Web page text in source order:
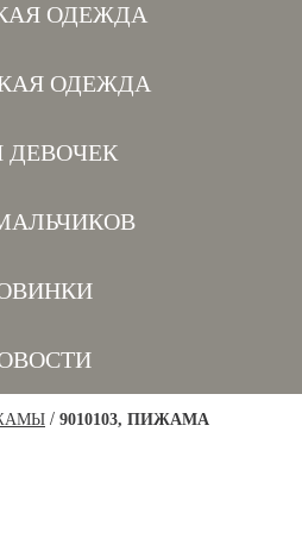
ОДЕЖДА
ОДЕЖДА
ДЕВОЧЕК
/ 9010103, ПИЖАМА